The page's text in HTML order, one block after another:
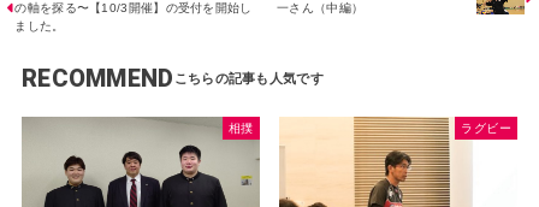
の軸を探る〜【10/3開催】の受付を開始し
ました。
一さん（中編）
RECOMMEND
相撲 ラグビー